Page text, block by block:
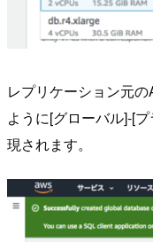
レプリケーション元
ように[グローバル]-[
現されます。